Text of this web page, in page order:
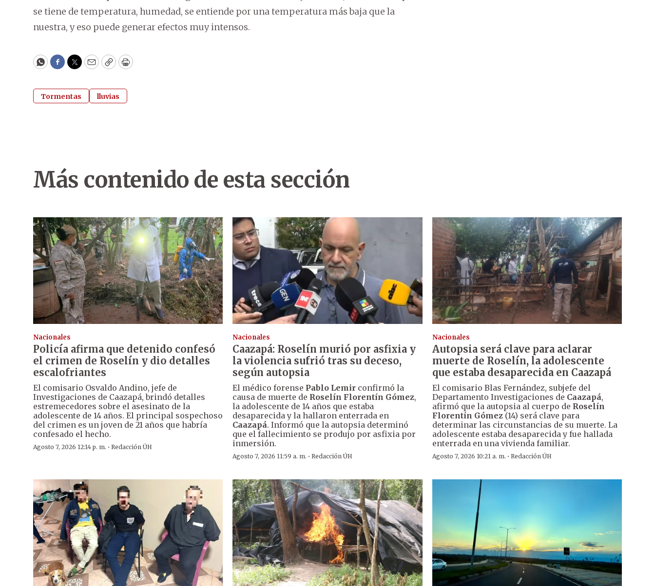
se tiene de temperatura, humedad, se entiende por una temperatura más baja que la
nuestra, y eso puede generar efectos muy intensos.
WhatsApp
Facebook
Twitter
EmailCopyPrint
Tormentas lluvias
Más contenido de esta sección
Nacionales
Policía afirma que detenido confesó
el crimen de Roselín y dio detalles
escalofriantes
El comisario Osvaldo Andino, jefe de
Investigaciones de Caazapá, brindó detalles
estremecedores sobre el asesinato de la
adolescente de 14 años. El principal sospechoso
del crimen es un joven de 21 años que habría
confesado el hecho.
Agosto 7, 2026 12:14 p. m. · Redacción ÚH
Nacionales
Caazapá: Roselín murió por asfixia y
la violencia sufrió tras su deceso,
según autopsia
El médico forense Pablo Lemir confirmó la
causa de muerte de Roselín Florentín Gómez,
la adolescente de 14 años que estaba
desaparecida y la hallaron enterrada en
Caazapá. Informó que la autopsia determinó
que el fallecimiento se produjo por asfixia por
inmersión.
Agosto 7, 2026 11:59 a. m. ·Redacción ÚH
Nacionales
Autopsia será clave para aclarar
muerte de Roselín, la adolescente
que estaba desaparecida en Caazapá
El comisario Blas Fernández, subjefe del
Departamento Investigaciones de Caazapá,
afirmó que la autopsia al cuerpo de Roselín
Florentín Gómez(14) será clave para
determinar las circunstancias de su muerte. La
adolescente estaba desaparecida y fue hallada
enterrada en una vivienda familiar.
Agosto 7, 2026 10:21 a. m. · Redacción ÚH